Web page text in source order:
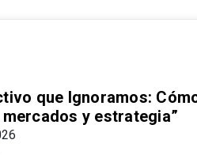
que Ignoramos:
y estrategia”